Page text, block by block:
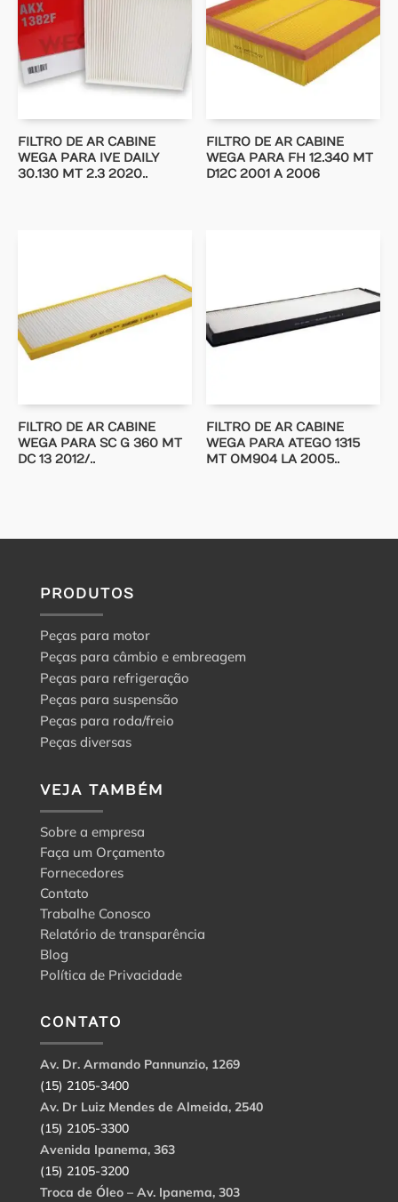
FILTRO DE AR CABINE
WEGA PARA IVE DAILY
30.130 MT 2.3 2020..
FILTRO DE AR CABINE
WEGA PARA FH 12.340 MT
D12C 2001 A 2006
FILTRO DE AR CABINE
WEGA PARA SC G 360 MT
DC 13 2012/..
FILTRO DE AR CABINE
WEGA PARA ATEGO 1315
MT OM904 LA 2005..
PRODUTOS
Peças para motor
Peças para câmbio e embreagem
Peças para refrigeração
Peças para suspensão
Peças para roda/freio
Peças diversas
VEJA TAMBÉM
Sobre a empresa
Faça um Orçamento
Fornecedores
Contato
Trabalhe Conosco
Relatório de transparência
Blog
Política de Privacidade
CONTATO
Av. Dr. Armando Pannunzio, 1269
(15) 2105-3400
Av. Dr Luiz Mendes de Almeida, 2540
(15) 2105-3300
Avenida Ipanema, 363
(15) 2105-3200
Troca de Óleo – Av. Ipanema, 303